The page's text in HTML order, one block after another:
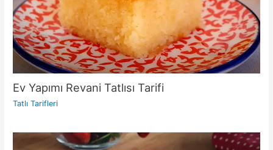
Ev Yapımı Revani Tatlısı Tarifi
Tatlı Tarifleri